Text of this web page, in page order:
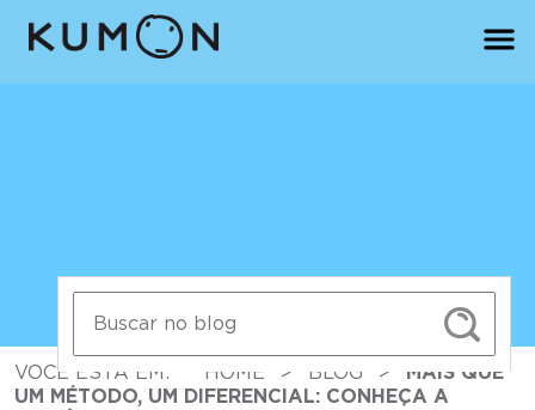
VOCÊ ESTÁ EM: HOME > BLOG >
MAIS QUE
UM MÉTODO, UM DIFERENCIAL: CONHEÇA A